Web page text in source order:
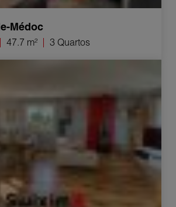
Médoc
47.7 m² 3 Quartos